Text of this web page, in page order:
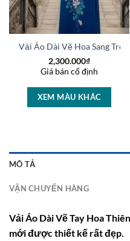
Vải Áo Dài Vẽ Hoa Sang
2,300.000₫
Giá bán cố định
XEM MÀU KHÁC
Sang Trọng AD V50972
MÔ TẢ
VẬN CHUYỂN HÀNG
Vải Áo Dài Vẽ Tay Hoa
mới được thiết kế rất đẹp.